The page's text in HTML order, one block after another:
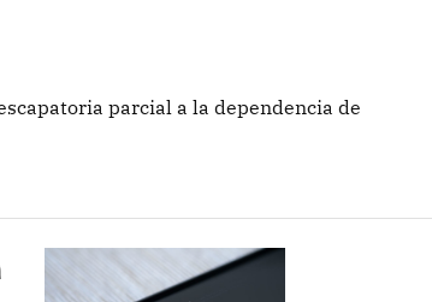
parcial a la dependencia de